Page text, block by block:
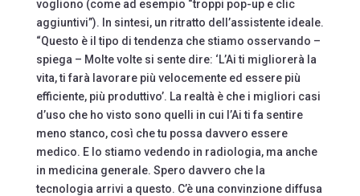
vogliono (come ad esempio “troppi pop-up e clic
aggiuntivi”). In sintesi, un ritratto dell’assistente ideale.
“Questo è il tipo di tendenza che stiamo osservando –
spiega – Molte volte si sente dire: ‘L’Ai ti migliorerà la
vita, ti farà lavorare più velocemente ed essere più
efficiente, più produttivo’. La realtà è che i migliori casi
d’uso che ho visto sono quelli in cui l’Ai ti fa sentire
meno stanco, così che tu possa davvero essere
medico. E lo stiamo vedendo in radiologia, ma anche
in medicina generale. Spero davvero che la
tecnologia arrivi a questo. C’è una convinzione diffusa